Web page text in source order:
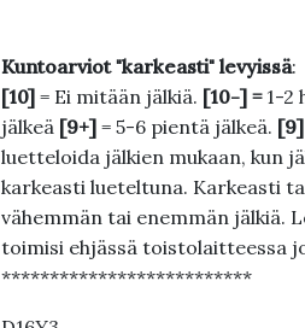
Kuntoarviot "karkeasti" levyissä:
[10]= Ei mitään jälkiä. [10-] = 1-2
jälkeä [9+]= 5-6 pientä jälkeä.
luetteloida jälkien mukaan, kun
karkeasti lueteltuna. Karkeasti
vähemmän tai enemmän jälkiä.
toimisi ehjässä toistolaitteessa
**************************